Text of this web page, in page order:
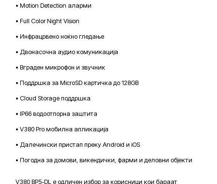
• Motion Detection аларми
• Full Color Night Vision
• Инфрацрвено ноќно гледање
• Двонасочна аудио комуникација
• Вграден микрофон и звучник
• Поддршка за MicroSD картичка до 128GB
• Cloud Storage поддршка
• IP66 водоотпорна заштита
• V380 Pro мобилна апликација
• Далечински пристап преку Android и iOS
• Погодна за домови, викендички, фарми и деловни објекти
V380 BP5-DL е одличен избор за корисници кои бараат